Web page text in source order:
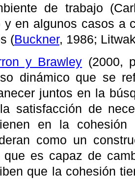
de trabajo
y en algunos casos a
(Buckner, 1986;
y Brawley (2000,
dinámico que se
juntos en la
satisfacción de
en la
como un
que es capaz de
que la cohesión